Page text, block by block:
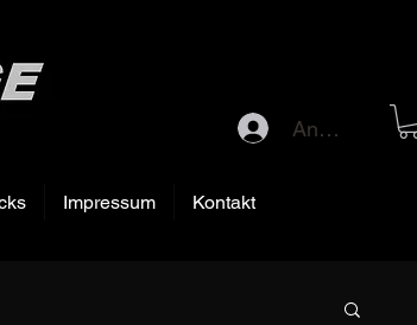
Anmelden
Impressum Kontakt